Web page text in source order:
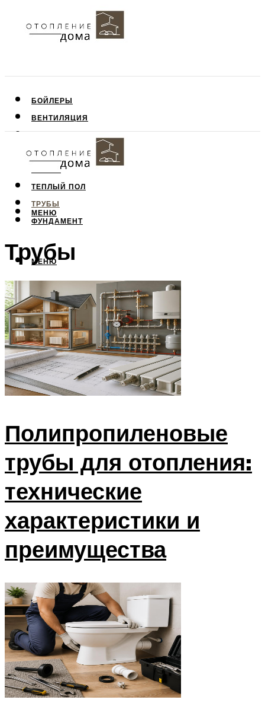
БОЙЛЕРЫ
ВЕНТИЛЯЦИЯ
ПОТОЛОК
СТЕНЫ
ТЕПЛЫЙ ПОЛ
ТРУБЫ
ФУНДАМЕНТ
МЕНЮ
МЕНЮ
Трубы
Полипропиленовые
трубы для отопления:
технические
характеристики и
преимущества